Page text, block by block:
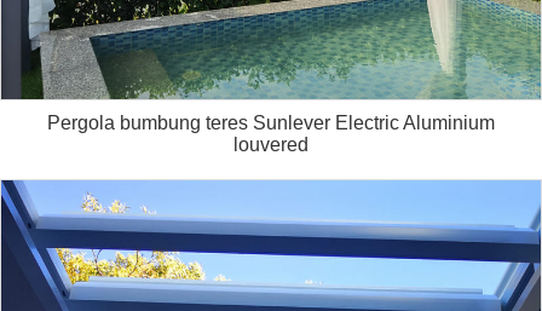
Pergola bumbung teres Sunlever Electric Aluminium
louvered